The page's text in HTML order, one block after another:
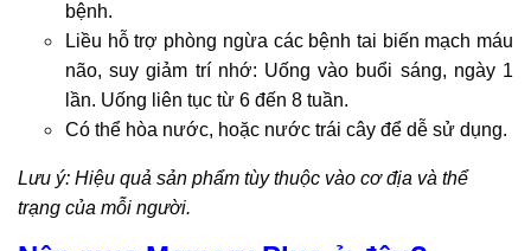
bệnh.
Liều hỗ trợ phòng ngừa các bệnh tai biến mạch máu
não, suy giảm trí nhớ: Uống vào buổi sáng, ngày 1
lần. Uống liên tục từ 6 đến 8 tuần.
Có thể hòa nước, hoặc nước trái cây để dễ sử dụng.
Lưu ý: Hiệu quả sản phẩm tùy thuộc vào cơ địa và thể
trạng của mỗi người.